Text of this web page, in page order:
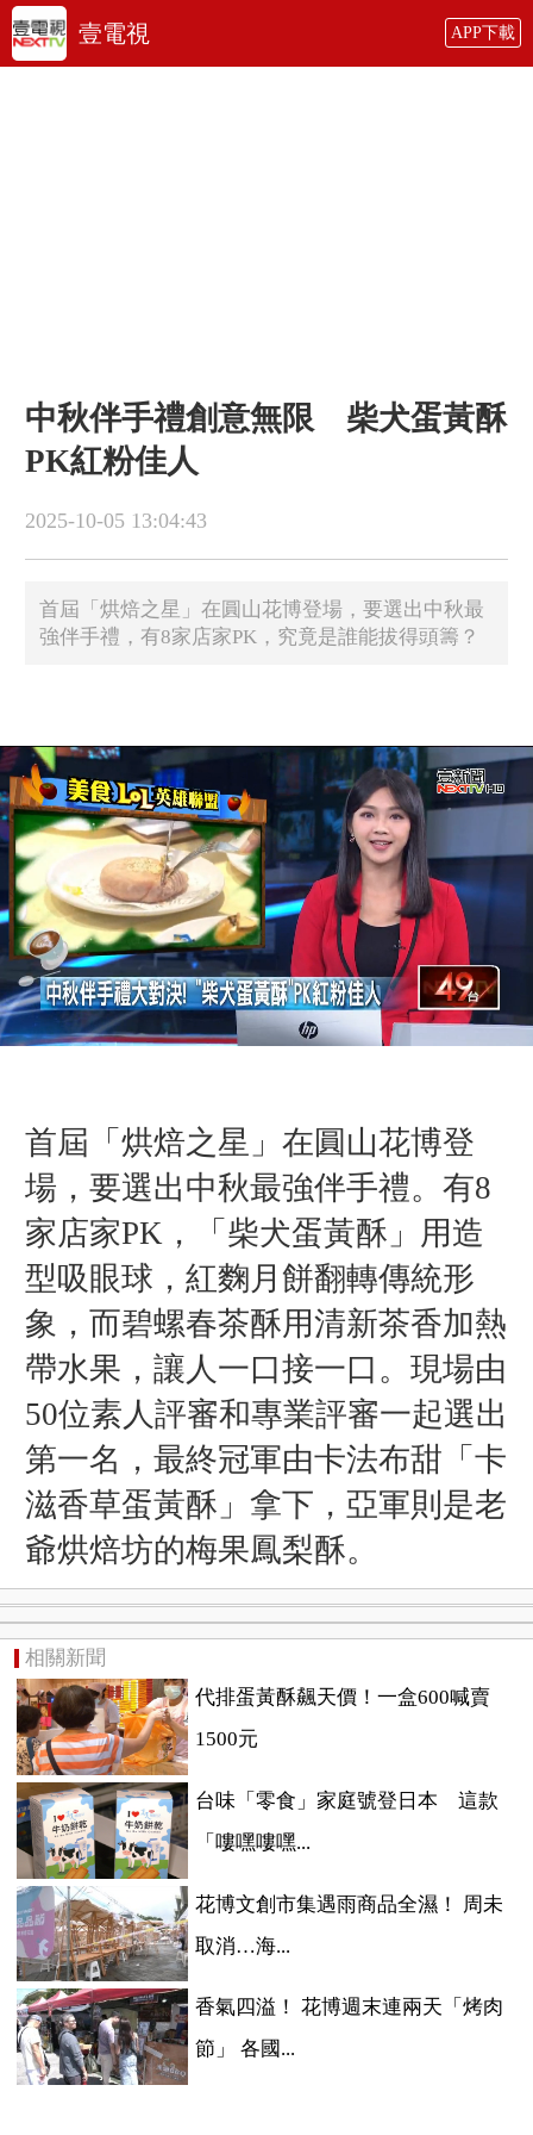
壹電視 APP下載
中秋伴手禮創意無限 柴犬蛋黃酥
PK紅粉佳人
2025-10-05 13:04:43
首屆「烘焙之星」在圓山花博登場，要選出中秋最
強伴手禮，有8家店家PK，究竟是誰能拔得頭籌？
首屆「烘焙之星」在圓山花博登
場，要選出中秋最強伴手禮。有8
家店家PK，「柴犬蛋黃酥」用造
型吸眼球，紅麴月餅翻轉傳統形
象，而碧螺春茶酥用清新茶香加熱
帶水果，讓人一口接一口。現場由
50位素人評審和專業評審一起選出
第一名，最終冠軍由卡法布甜「卡
滋香草蛋黃酥」拿下，亞軍則是老
爺烘焙坊的梅果鳳梨酥。
相關新聞
代排蛋黃酥飆天價！一盒600喊賣
1500元
台味「零食」家庭號登日本 這款
「嘍嘿嘍嘿...
花博文創市集遇雨商品全濕！ 周未
取消…海...
香氣四溢！ 花博週末連兩天「烤肉
節」 各國...